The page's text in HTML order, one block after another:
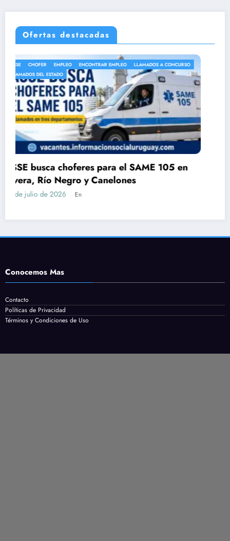
Ofertas destacadas
en
ASSE AYUDANTE DE COCINA CANELONES
LLAMADOS A
LLAMADOS DEL ESTADO
ASSE amplía el registro de aspirantes
cocinero suplente en Canelones
28 de julio de 2026
Conocemos Mas
Contacto
Políticas de Privacidad
Términos y Condiciones de Uso